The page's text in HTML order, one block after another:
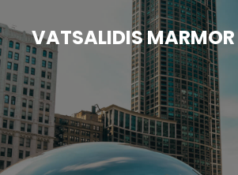
springenVATSALIDIS MARMOR